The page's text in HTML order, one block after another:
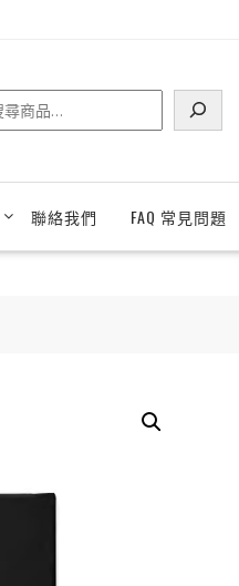
聯絡我們 FAQ 常見問題